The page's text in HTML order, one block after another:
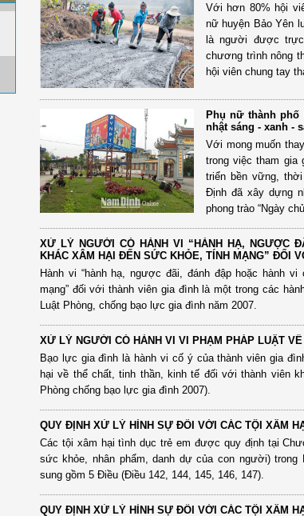
Với hơn 80% hội
nữ huyện Bảo Yên
là người được
chương trình nông
hội viên chung tay
Phụ nữ thành
nhật sáng - xanh -
Với mong muốn
trong việc tham
triển bền vững,
Định đã xây dựng
phong trào “Ngày
XỬ LÝ NGƯỜI CÓ HÀNH VI “HÀNH HẠ, NGƯỢC
KHÁC XÂM HẠI ĐẾN SỨC KHỎE, TÍNH MẠNG” ĐỐI
Hành vi “hành hạ, ngược đãi, đánh đập hoặc hành
mạng” đối với thành viên gia đình là một trong các
Luật Phòng, chống bạo lực gia đình năm 2007.
XỬ LÝ NGƯỜI CÓ HÀNH VI VI PHẠM PHÁP LUẬT
Bạo lực gia đình là hành vi cố ý của thành viên gia
hại về thể chất, tinh thần, kinh tế đối với thành viên
Phòng chống bạo lực gia đình 2007).
QUY ĐỊNH XỬ LÝ HÌNH SỰ ĐỐI VỚI CÁC TỘI XÂM
Các tội xâm hại tình dục trẻ em được quy định tại
sức khỏe, nhân phẩm, danh dự của con người)
sung gồm 5 Điều (Điều 142, 144, 145, 146, 147).
QUY ĐỊNH XỬ LÝ HÌNH SỰ ĐỐI VỚI CÁC TỘI XÂM